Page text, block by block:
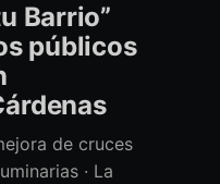
Barrio”
públicos
de cruces
· La